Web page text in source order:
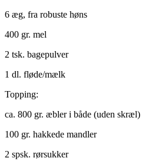
6 æg, fra robuste høns
400 gr. mel
2 tsk. bagepulver
1 dl. fløde/mælk
Topping:
ca. 800 gr. æbler i både (uden skræl)
100 gr. hakkede mandler
2 spsk. rørsukker